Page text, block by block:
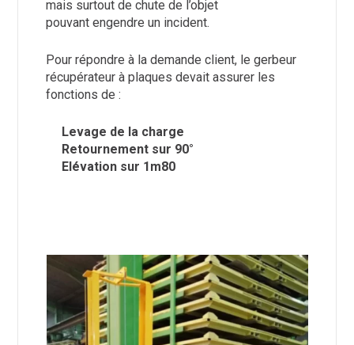
mais surtout de chute de l’objet
pouvant engendre un incident.
Pour répondre à la demande client, le gerbeur
récupérateur à plaques devait assurer les
fonctions de :
Levage de la charge
Retournement sur 90°
Elévation sur 1m80